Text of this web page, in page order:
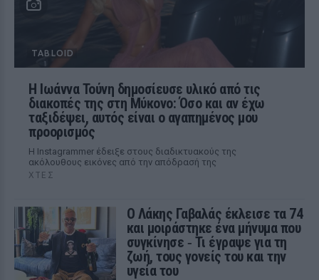
TABLOID
Η Ιωάννα Τούνη δημοσίευσε υλικό από τις
διακοπές της στη Μύκονο: Όσο και αν έχω
ταξιδέψει, αυτός είναι ο αγαπημένος μου
προορισμός
Η Instagrammer έδειξε στους διαδικτυακούς της
ακόλουθους εικόνες από την απόδρασή της
ΧΤΕΣ
Ο Λάκης Γαβαλάς έκλεισε τα 74
και μοιράστηκε ένα μήνυμα που
συγκίνησε ‑ Τι έγραψε για τη
ζωή, τους γονείς του και την
υγεία του